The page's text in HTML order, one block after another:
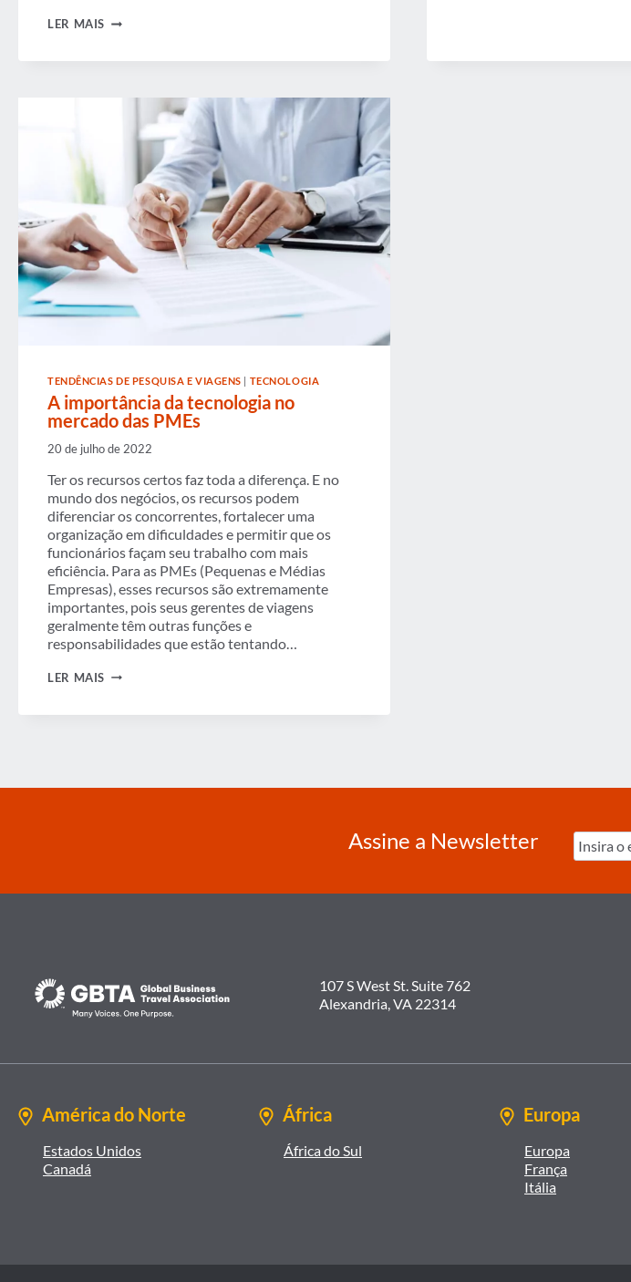
LER MAIS CANADA SEES CONTINUED
GROWTH AND STRONG
TENDÊNCIAS DE PESQUISA E VIAGENS TECNOLOGIA
A importância da tecnologia no
mercado das PMEs
20 de julho de 2022
Ter os recursos certos faz toda a diferença. E no
mundo dos negócios, os recursos podem
diferenciar os concorrentes, fortalecer uma
organização em dificuldades e permitir que os
funcionários façam seu trabalho com mais
eficiência. Para as PMEs (Pequenas e Médias
Empresas), esses recursos são extremamente
importantes, pois seus gerentes de viagens
geralmente têm outras funções e
responsabilidades que estão tentando…
LER MAIS A
TECNOLOGIA
Assine a Newsletter
107 S West St. Suite 762
Alexandria, VA 22314
América do Norte
Estados Unidos
Canadá
África
África do Sul
Europa
Europa
França
Itália